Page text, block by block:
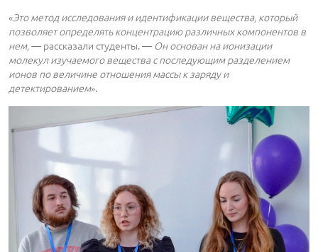
«Это метод исследования и идентификации вещества, который
позволяет определять концентрацию различных компонентов в
нем,― рассказали студенты. ― Он основан на ионизации
молекул изучаемого вещества с последующим разделением
ионов по величине отношения массы к заряду и
детектированием».